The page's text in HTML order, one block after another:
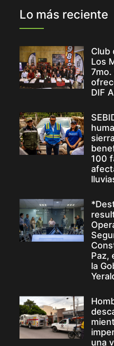
Lo más reciente
Club
Los
DIF
100
Paz,
la
una